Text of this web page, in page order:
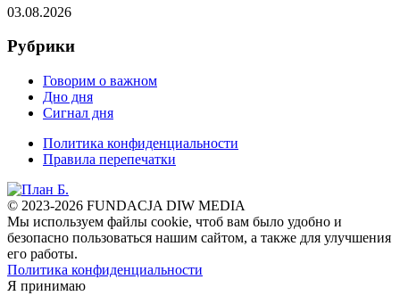
03.08.2026
Рубрики
Говорим о важном
Дно дня
Сигнал дня
Политика конфиденциальности
Правила перепечатки
© 2023-2026 FUNDACJA DIW MEDIA
Мы используем файлы cookie, чтоб вам было удобно и
безопасно пользоваться нашим сайтом, а также для улучшения
его работы.
Политика конфиденциальности
Я принимаю